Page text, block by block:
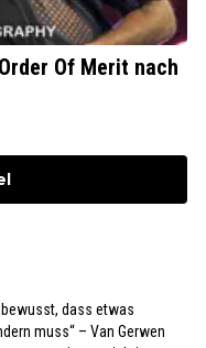
Of Merit nach
dass etwas
muss“ – Van Gerwen